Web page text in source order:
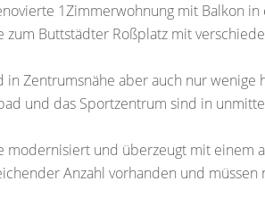
1Zimmerwohnung mit Balkon
zum Buttstädter Roßplatz mit
in Zentrumsnähe aber auch nur
und das Sportzentrum sind in
modernisiert und überzeugt mit einem
Anzahl vorhanden und